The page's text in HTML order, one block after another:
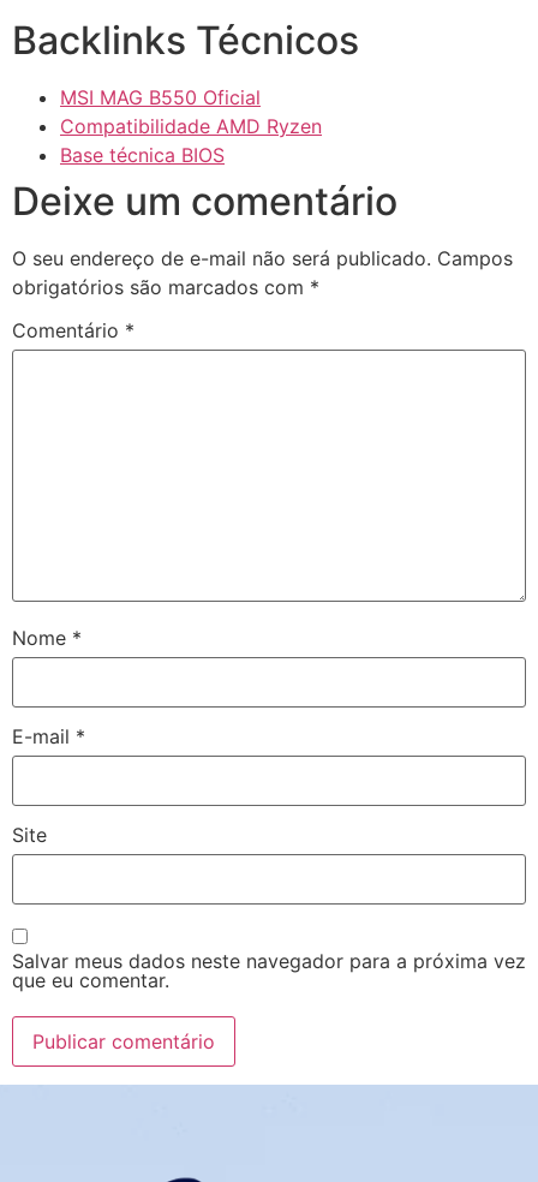
Backlinks Técnicos
MSI MAG B550 Oficial
Compatibilidade AMD Ryzen
Base técnica BIOS
Deixe um comentário
O seu endereço de e-mail não será publicado. Campos
obrigatórios são marcados com *
Comentário *
Nome *
E-mail *
Site
Salvar meus dados neste navegador para a próxima vez
que eu comentar.